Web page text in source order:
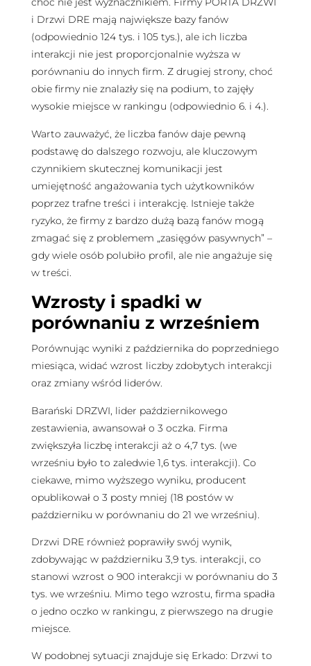
i Drzwi DRE mają największe bazy fanów
(odpowiednio 124 tys. i 105 tys.), ale ich liczba
interakcji nie jest proporcjonalnie wyższa w
porównaniu do innych firm. Z drugiej strony, choć
obie firmy nie znalazły się na podium, to zajęły
wysokie miejsce w rankingu (odpowiednio 6. i 4.).
Warto zauważyć, że liczba fanów daje pewną
podstawę do dalszego rozwoju, ale kluczowym
czynnikiem skutecznej komunikacji jest
umiejętność angażowania tych użytkowników
poprzez trafne treści i interakcję. Istnieje także
ryzyko, że firmy z bardzo dużą bazą fanów mogą
zmagać się z problemem „zasięgów pasywnych” –
gdy wiele osób polubiło profil, ale nie angażuje się
w treści.
Wzrosty i spadki w
porównaniu z wrześniem
Porównując wyniki z października do poprzedniego
miesiąca, widać wzrost liczby zdobytych interakcji
oraz zmiany wśród liderów.
Barański DRZWI, lider październikowego
zestawienia, awansował o 3 oczka. Firma
zwiększyła liczbę interakcji aż o 4,7 tys. (we
wrześniu było to zaledwie 1,6 tys. interakcji). Co
ciekawe, mimo wyższego wyniku, producent
opublikował o 3 posty mniej (18 postów w
październiku w porównaniu do 21 we wrześniu).
Drzwi DRE również poprawiły swój wynik,
zdobywając w październiku 3,9 tys. interakcji, co
stanowi wzrost o 900 interakcji w porównaniu do 3
tys. we wrześniu. Mimo tego wzrostu, firma spadła
o jedno oczko w rankingu, z pierwszego na drugie
miejsce.
W podobnej sytuacji znajduje się Erkado: Drzwi to